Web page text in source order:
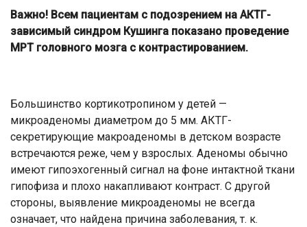
Важно! Всем пациентам с подозрением на АКТГ-
зависимый синдром Кушинга показано проведение
МРТ головного мозга с контрастированием.
Большинство кортикотропином у детей —
микроаденомы диаметром до 5 мм. АКТГ-
секретирующие макроаденомы в детском возрасте
встречаются реже, чем у взрослых. Аденомы обычно
имеют гипоэхогенный сигнал на фоне интактной ткани
гипофиза и плохо накапливают контраст. С другой
стороны, выявление микроаденомы не всегда
означает, что найдена причина заболевания, т. к.